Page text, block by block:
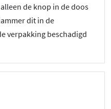
de knop in de doos
dit in de
verpakking beschadigd